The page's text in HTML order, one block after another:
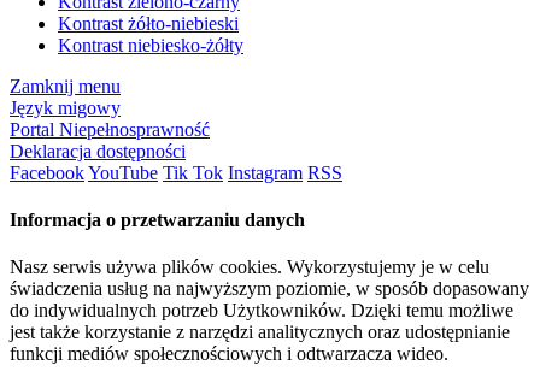
Kontrast żółto-niebieski
Kontrast niebiesko-żółty
Zamknij menu
Język migowy
Portal Niepełnosprawność
Deklaracja dostępności
FacebookYouTube Tik Tok Instagram RSS
Informacja o przetwarzaniu danych
Nasz serwis używa plików cookies. Wykorzystujemy je w celu
świadczenia usług na najwyższym poziomie, w sposób dopasowany
do indywidualnych potrzeb Użytkowników. Dzięki temu możliwe
jest także korzystanie z narzędzi analitycznych oraz udostępnianie
funkcji mediów społecznościowych i odtwarzacza wideo.